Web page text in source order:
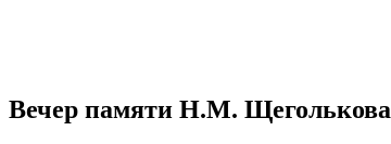
Вечер памяти Н.М. Щеголькова